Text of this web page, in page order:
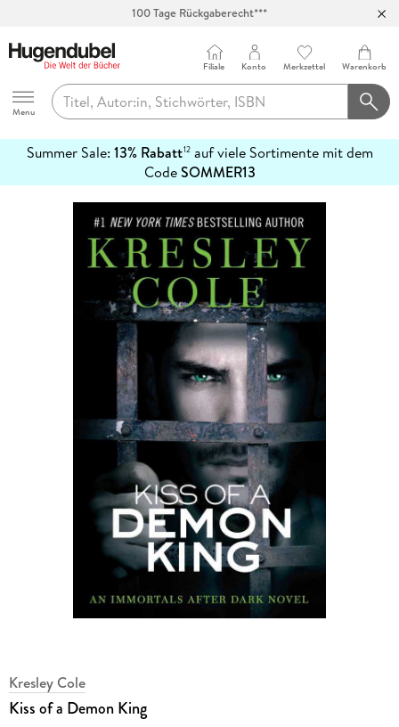
100 Tage Rückgaberecht***
Hugendubel
Menu
Filiale Konto Merkzettel Warenkorb
Summer Sale: 13% Rabatt12auf viele Sortimente mit dem
CodeSOMMER13
erfahren
Kresley Cole
Kiss of a Demon King